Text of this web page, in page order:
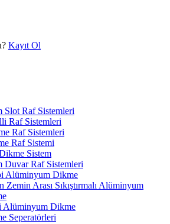
Kayıt Ol
Slot Raf Sistemleri
Raf Sistemleri
Raf Sistemleri
Raf Sistemi
Sistem
Duvar Raf Sistemleri
Alüminyum Dikme
Zemin Arası Sıkıştırmalı Alüminyum
Alüminyum Dikme
Seperatörleri